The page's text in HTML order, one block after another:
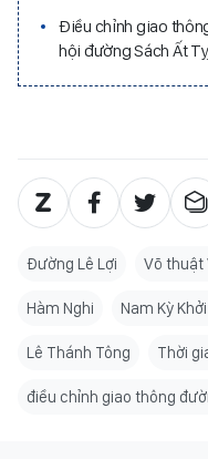
Điều chỉnh giao
hội đường Sách Ất
Đường Lê Lợi Võ thuật
Hàm Nghi Nam Kỳ
Lê Thánh Tông Thời
điều chỉnh giao thông